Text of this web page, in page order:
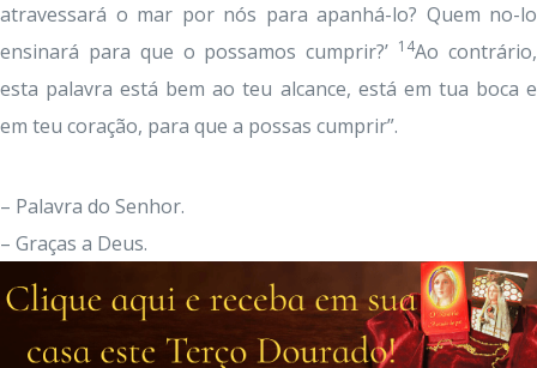
atravessará o mar por nós para apanhá-lo? Quem no-lo
ensinará para que o possamos cumprir?’ 14Ao contrário,
esta palavra está bem ao teu alcance, está em tua boca e
em teu coração, para que a possas cumprir”.
– Palavra do Senhor.
– Graças a Deus.